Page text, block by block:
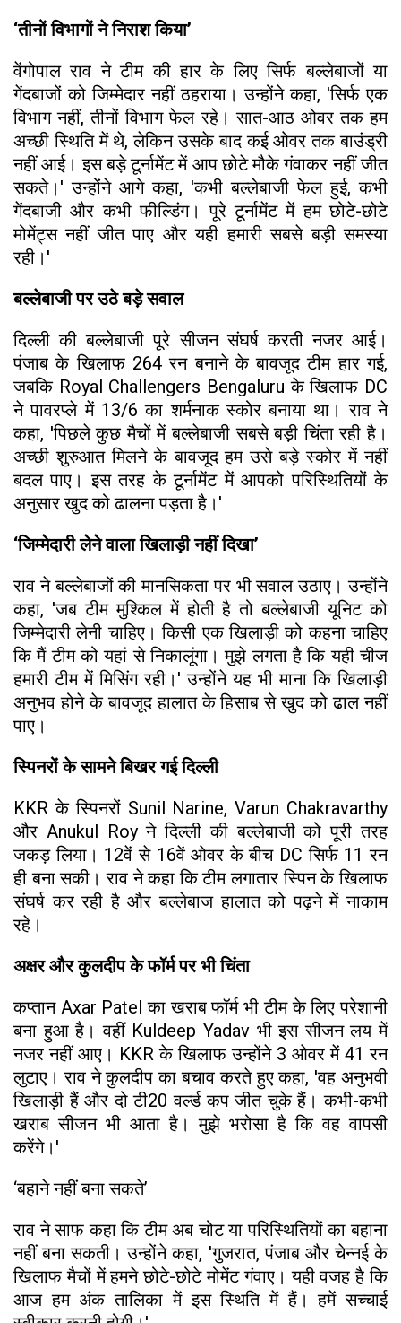
‘तीनों विभागों ने निराश किया’
वेंगोपाल राव ने टीम की हार के लिए सिर्फ बल्लेबाजों या
गेंदबाजों को जिम्मेदार नहीं ठहराया। उन्होंने कहा, 'सिर्फ एक
विभाग नहीं, तीनों विभाग फेल रहे। सात-आठ ओवर तक हम
अच्छी स्थिति में थे, लेकिन उसके बाद कई ओवर तक बाउंड्री
नहीं आई। इस बड़े टूर्नामेंट में आप छोटे मौके गंवाकर नहीं जीत
सकते।' उन्होंने आगे कहा, 'कभी बल्लेबाजी फेल हुई, कभी
गेंदबाजी और कभी फील्डिंग। पूरे टूर्नामेंट में हम छोटे-छोटे
मोमेंट्स नहीं जीत पाए और यही हमारी सबसे बड़ी समस्या
रही।'
बल्लेबाजी पर उठे बड़े सवाल
दिल्ली की बल्लेबाजी पूरे सीजन संघर्ष करती नजर आई।
पंजाब के खिलाफ 264 रन बनाने के बावजूद टीम हार गई,
जबकि Royal Challengers Bengaluru के खिलाफ DC
ने पावरप्ले में 13/6 का शर्मनाक स्कोर बनाया था। राव ने
कहा, 'पिछले कुछ मैचों में बल्लेबाजी सबसे बड़ी चिंता रही है।
अच्छी शुरुआत मिलने के बावजूद हम उसे बड़े स्कोर में नहीं
बदल पाए। इस तरह के टूर्नामेंट में आपको परिस्थितियों के
अनुसार खुद को ढालना पड़ता है।'
‘जिम्मेदारी लेने वाला खिलाड़ी नहीं दिखा’
राव ने बल्लेबाजों की मानसिकता पर भी सवाल उठाए। उन्होंने
कहा, 'जब टीम मुश्किल में होती है तो बल्लेबाजी यूनिट को
जिम्मेदारी लेनी चाहिए। किसी एक खिलाड़ी को कहना चाहिए
कि मैं टीम को यहां से निकालूंगा। मुझे लगता है कि यही चीज
हमारी टीम में मिसिंग रही।' उन्होंने यह भी माना कि खिलाड़ी
अनुभव होने के बावजूद हालात के हिसाब से खुद को ढाल नहीं
पाए।
स्पिनरों के सामने बिखर गई दिल्ली
KKR के स्पिनरों Sunil Narine, Varun Chakravarthy
और Anukul Roy ने दिल्ली की बल्लेबाजी को पूरी तरह
जकड़ लिया। 12वें से 16वें ओवर के बीच DC सिर्फ 11 रन
ही बना सकी। राव ने कहा कि टीम लगातार स्पिन के खिलाफ
संघर्ष कर रही है और बल्लेबाज हालात को पढ़ने में नाकाम
रहे।
अक्षर और कुलदीप के फॉर्म पर भी चिंता
कप्तान Axar Patel का खराब फॉर्म भी टीम के लिए परेशानी
बना हुआ है। वहीं Kuldeep Yadav भी इस सीजन लय में
नजर नहीं आए। KKR के खिलाफ उन्होंने 3 ओवर में 41 रन
लुटाए। राव ने कुलदीप का बचाव करते हुए कहा, 'वह अनुभवी
खिलाड़ी हैं और दो टी20 वर्ल्ड कप जीत चुके हैं। कभी-कभी
खराब सीजन भी आता है। मुझे भरोसा है कि वह वापसी
करेंगे।'
‘बहाने नहीं बना सकते’
राव ने साफ कहा कि टीम अब चोट या परिस्थितियों का बहाना
नहीं बना सकती। उन्होंने कहा, 'गुजरात, पंजाब और चेन्नई के
खिलाफ मैचों में हमने छोटे-छोटे मोमेंट गंवाए। यही वजह है कि
आज हम अंक तालिका में इस स्थिति में हैं। हमें सच्चाई